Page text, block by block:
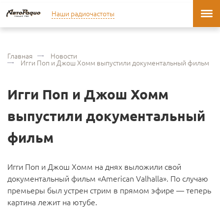
Наши радиочастоты
Главная Новости
Игги Поп и Джош Хомм выпустили документальный фильм
Игги Поп и Джош Хомм
выпустили документальный
фильм
Игги Поп и Джош Хомм на днях выложили свой
документальный фильм «American Valhalla». По случаю
премьеры был устрен стрим в прямом эфире — теперь
картина лежит на ютубе.